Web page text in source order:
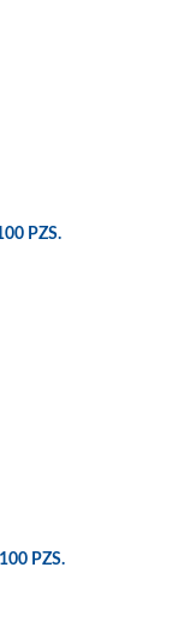
PZS.
PZS.